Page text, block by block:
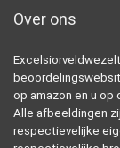
Over ons
op amazon en u
Alle afbeeldingen
respectievelijke